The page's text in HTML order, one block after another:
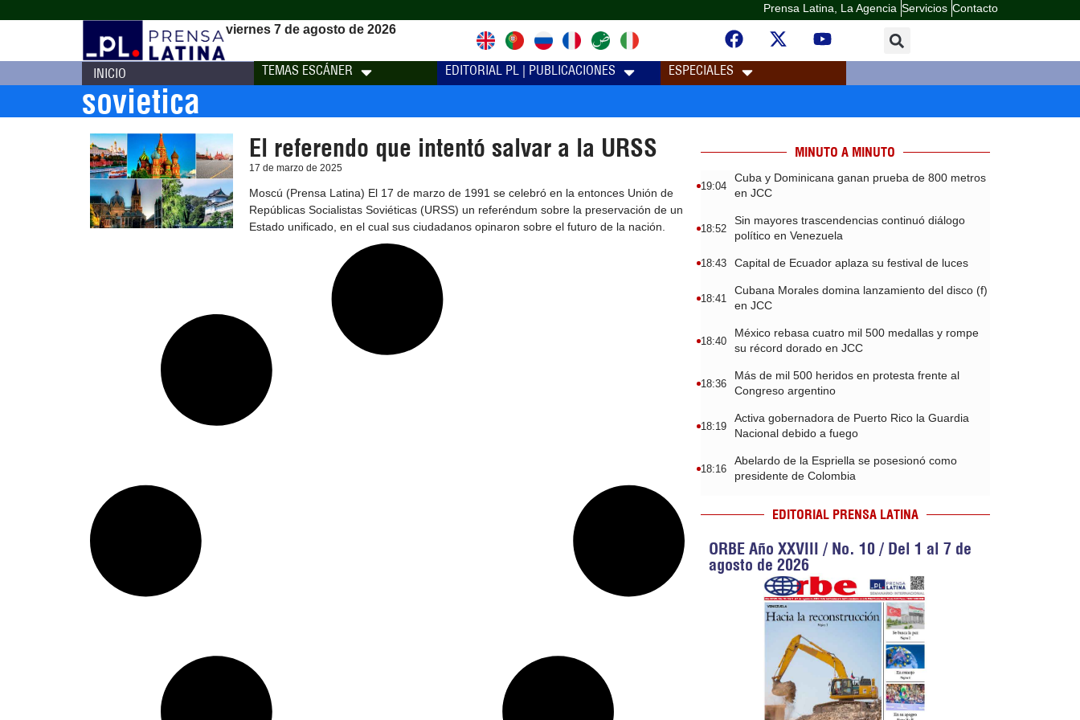
Prensa Latina, La Agencia Servicios Contacto
viernes 7 de agosto de 2026
INICIO TEMAS ESCÁNER EDITORIAL PL | PUBLICACIONES ESPECIALES
sovietica
El referendo que intentó salvar a la URSS
17 de marzo de 2025
Moscú (Prensa Latina) El 17 de marzo de 1991 se celebró en la entonces Unión de
Repúblicas Socialistas Soviéticas (URSS) un referéndum sobre la preservación de un
Estado unificado, en el cual sus ciudadanos opinaron sobre el futuro de la nación.
MINUTO A MINUTO
19:04
Cuba y Dominicana ganan prueba de 800 metros
en JCC
18:52
Sin mayores trascendencias continuó diálogo
político en Venezuela
18:43 Capital de Ecuador aplaza su festival de luces
18:41
Cubana Morales domina lanzamiento del disco (f)
en JCC
18:40
México rebasa cuatro mil 500 medallas y rompe
su récord dorado en JCC
18:36
Más de mil 500 heridos en protesta frente al
Congreso argentino
18:19
Activa gobernadora de Puerto Rico la Guardia
Nacional debido a fuego
18:16
Abelardo de la Espriella se posesionó como
presidente de Colombia
EDITORIAL PRENSA LATINA
ORBE Año XXVIII / No. 10 / Del 1 al 7 de
agosto de 2026